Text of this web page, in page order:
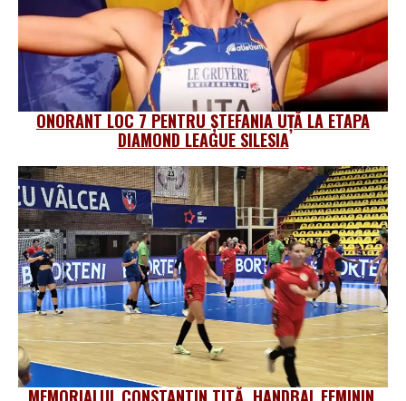
ONORANT LOC 7 PENTRU ȘTEFANIA UȚĂ LA ETAPA
DIAMOND LEAGUE SILESIA